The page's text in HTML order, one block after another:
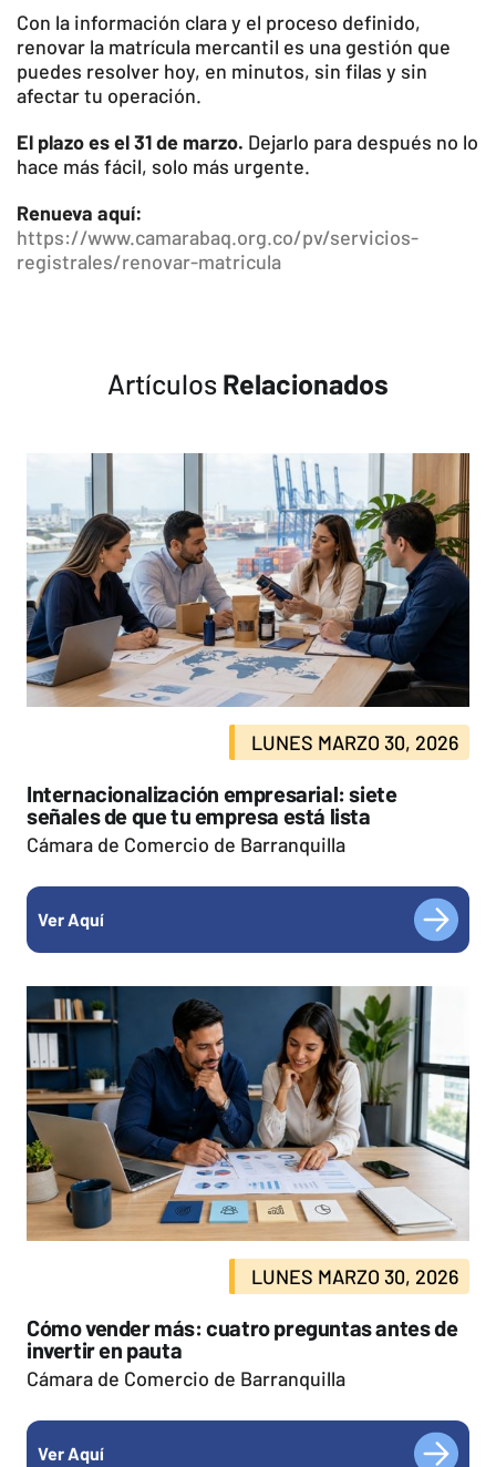
Con la información clara y el proceso definido,
renovar la matrícula mercantil es una gestión que
puedes resolver hoy, en minutos, sin filas y sin
afectar tu operación.
El plazo es el 31 de marzo. Dejarlo para después no lo
hace más fácil, solo más urgente.
Renueva aquí:
https://www.camarabaq.org.co/pv/servicios-
registrales/renovar-matricula
Artículos Relacionados
LUNES MARZO 30, 2026
Internacionalización empresarial: siete
señales de que tu empresa está lista
Cámara de Comercio de Barranquilla
Ver Aquí
LUNES MARZO 30, 2026
Cómo vender más: cuatro preguntas antes de
invertir en pauta
Cámara de Comercio de Barranquilla
Ver Aquí